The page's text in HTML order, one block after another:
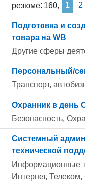
резюме 160 1 2
Подготовка и
товара на WB
Другие сферы
Персональный/
Транспорт,
Охранник в день
Безопасность,
Системный
технической
Информационные
Интернет, Телеком,